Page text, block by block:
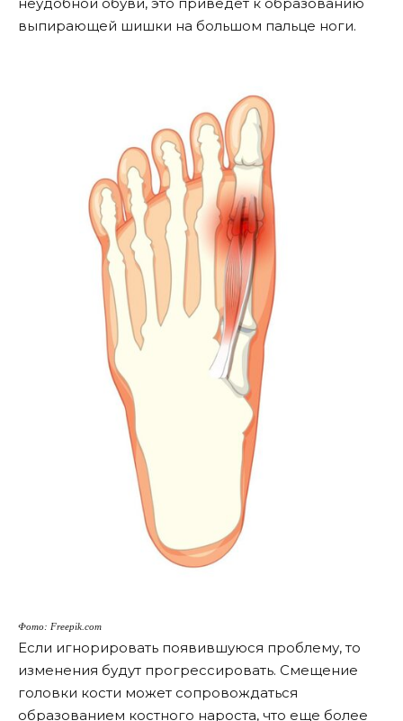
выпирающей шишки на большом пальце ноги.
Фото: Freepik.com
Если игнорировать появившуюся проблему, то
изменения будут прогрессировать. Смещение
головки кости может сопровождаться
образованием костного нароста, что еще более